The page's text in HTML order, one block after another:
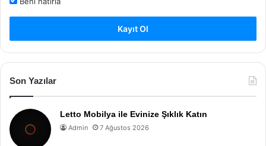
Kayıt Ol
Son Yazılar
Letto Mobilya ile Evinize Şıklık Katın
Admin 7 Ağustos 2026